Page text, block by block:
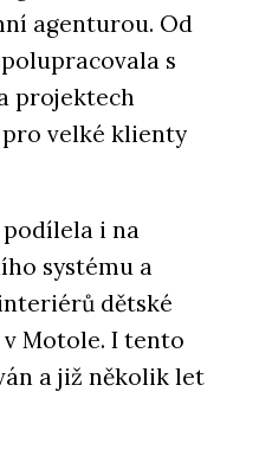
agenturou. Od
s
projektech
velké klienty
podílela i na
systému a
dětské
Motole. I tento
a již několik let